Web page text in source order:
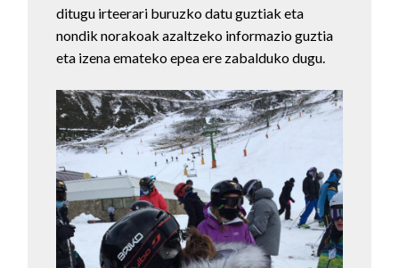
ditugu irteerari buruzko datu guztiak eta
nondik norakoak azaltzeko informazio guztia
eta izena emateko epea ere zabalduko dugu.